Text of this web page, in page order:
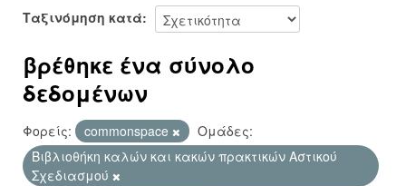
Ταξινόμηση κατά
βρέθηκε ένα σύνολο
δεδομένων
Φορείς: commonspace
Ομάδες:
Βιβλιοθήκη καλών και κακών πρακτικών Αστικού
Σχεδιασμού